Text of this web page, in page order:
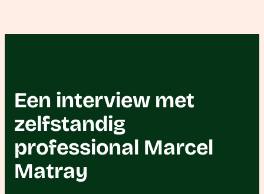
Een interview met
zelfstandig
professional Marcel
Matray